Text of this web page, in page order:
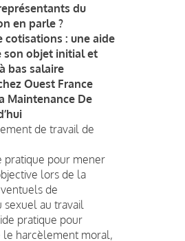
du
en parle ?
cotisations : une aide
son objet initial et
bas salaire
Ouest France
Maintenance De
de travail de
pratique pour mener
lors de la
de
au travail
pratique pour
le harcèlement moral,